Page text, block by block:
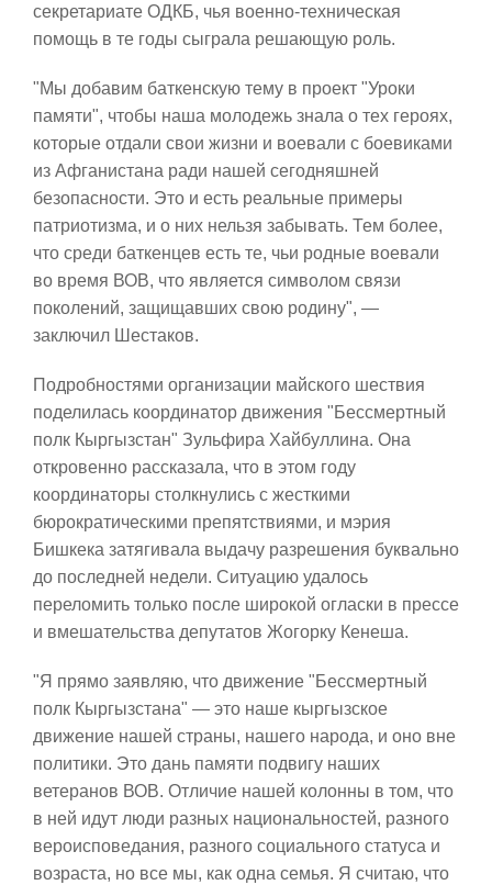
секретариате ОДКБ, чья военно-техническая
помощь в те годы сыграла решающую роль.
"Мы добавим баткенскую тему в проект "Уроки
памяти", чтобы наша молодежь знала о тех героях,
которые отдали свои жизни и воевали с боевиками
из Афганистана ради нашей сегодняшней
безопасности. Это и есть реальные примеры
патриотизма, и о них нельзя забывать. Тем более,
что среди баткенцев есть те, чьи родные воевали
во время ВОВ, что является символом связи
поколений, защищавших свою родину", —
заключил Шестаков.
Подробностями организации майского шествия
поделилась координатор движения "Бессмертный
полк Кыргызстан" Зульфира Хайбуллина. Она
откровенно рассказала, что в этом году
координаторы столкнулись с жесткими
бюрократическими препятствиями, и мэрия
Бишкека затягивала выдачу разрешения буквально
до последней недели. Ситуацию удалось
переломить только после широкой огласки в прессе
и вмешательства депутатов Жогорку Кенеша.
"Я прямо заявляю, что движение "Бессмертный
полк Кыргызстана" — это наше кыргызское
движение нашей страны, нашего народа, и оно вне
политики. Это дань памяти подвигу наших
ветеранов ВОВ. Отличие нашей колонны в том, что
в ней идут люди разных национальностей, разного
вероисповедания, разного социального статуса и
возраста, но все мы, как одна семья. Я считаю, что